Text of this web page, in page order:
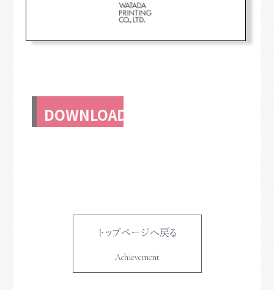
DOWNLOAD
トップページへ戻る
Achievement